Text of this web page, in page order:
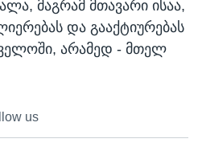
მაგრამ მთავარი ისაა,
და გააქტიურებას
არამედ - მთელ
us